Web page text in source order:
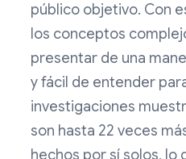
público objetivo. Con
los conceptos
presentar de una
y fácil de entender
investigaciones
son hasta 22 veces
hechos por sí solos, lo